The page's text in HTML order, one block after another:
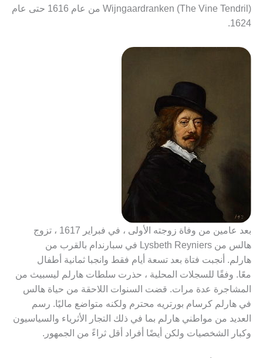
Wijngaardranken (The Vine Tendril) من عام 1616 حتى عام
1624.
بعد عامين من وفاة زوجته الأولى ، في فبراير 1617 ، تزوج
هالس من Lysbeth Reyniers في سبارندام بالقرب من
هارلم. أنجبت فتاة بعد تسعة أيام فقط وانجبا ثمانية أطفال
معًا. وفقًا للسجلات المحلية ، حذرت سلطات هارلم ليسبيث من
المشاجرة عدة مرات. قضت السنوات اللاحقة من حياة هالس
في هارلم كرسام بورتريه محترم ولكنه متواضع ماليًا. رسم
العديد من مواطني هارلم بما في ذلك التجار الأثرياء والسياسيون
وكبار الشخصيات ولكن أيضًا أفراد أقل ثراءً من الجمهور.